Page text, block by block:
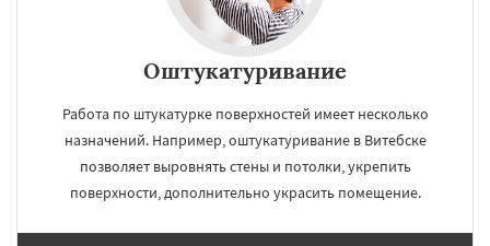
Оштукатуривание
Работа по штукатурке поверхностей имеет несколько
назначений. Например, оштукатуривание в Витебске
позволяет выровнять стены и потолки, укрепить
поверхности, дополнительно украсить помещение.